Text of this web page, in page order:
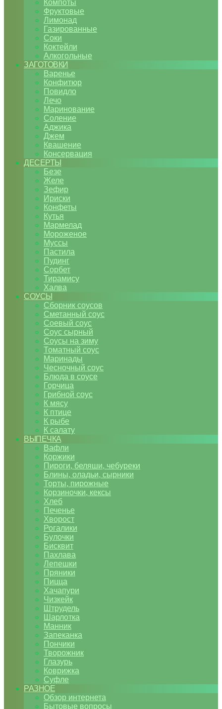
Компоты
Фруктовые
Лимонад
Газированные
Соки
Коктейли
Алкогольные
ЗАГОТОВКИ
Варенье
Конфитюр
Повидло
Лечо
Маринование
Соление
Аджика
Джем
Квашение
Консервация
ДЕСЕРТЫ
Безе
Желе
Зефир
Ириски
Конфеты
Кутья
Мармелад
Мороженое
Муссы
Пастила
Пудинг
Сорбет
Тирамису
Халва
СОУСЫ
Сборник соусов
Сметанный соус
Соевый соус
Соус сырный
Соусы на зиму
Томатный соус
Маринады
Чесночный соус
Блюда в соусе
Горчица
Грибной соус
К мясу
К птице
К рыбе
К салату
ВЫПЕЧКА
Вафли
Коржики
Пироги, беляши, чебуреки
Блины, оладьи, сырники
Торты, пирожные
Корзиночки, кексы
Хлеб
Печенье
Хворост
Рогалики
Булочки
Бисквит
Пахлава
Лепешки
Пряники
Пицца
Хачапури
Чизкейк
Штрудель
Шарлотка
Манник
Запеканка
Пончики
Творожник
Глазурь
Коврижка
Суфле
РАЗНОЕ
Обзор интернета
Бытовые вопросы